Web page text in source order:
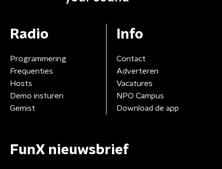
Radio
Programmering
Frequenties
Hosts
Demo insturen
Gemist
Info
Contact
Adverteren
Vacatures
NPO Campus
Download de app
FunX nieuwsbrief